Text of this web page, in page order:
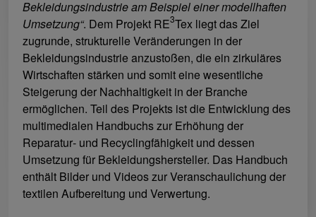
Bekleidungsindustrie am Beispiel einer modellhaften
Umsetzung“. Dem Projekt RE3Tex liegt das Ziel
zugrunde, strukturelle Veränderungen in der
Bekleidungsindustrie anzustoßen, die ein zirkuläres
Wirtschaften stärken und somit eine wesentliche
Steigerung der Nachhaltigkeit in der Branche
ermöglichen. Teil des Projekts ist die Entwicklung des
multimedialen Handbuchs zur Erhöhung der
Reparatur‑ und Recyclingfähigkeit und dessen
Umsetzung für Bekleidungshersteller. Das Handbuch
enthält Bilder und Videos zur Veranschaulichung der
textilen Aufbereitung und Verwertung.